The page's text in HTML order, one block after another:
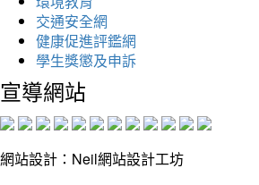
交通安全網
健康促進評鑑網
學生獎懲及申訴
宣導網站
網站設計：Neil網站設計工坊